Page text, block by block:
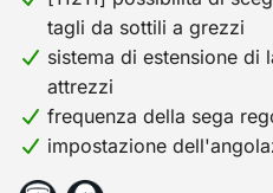
tagli da sottili a grezzi
sistema di estensione di
attrezzi
frequenza della sega
impostazione